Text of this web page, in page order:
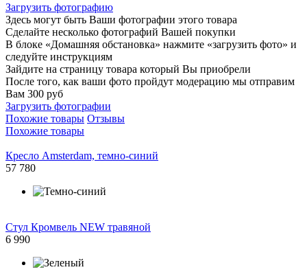
Загрузить фотографию
Здесь могут быть Ваши фотографии этого товара
Сделайте несколько фотографий Вашей покупки
В блоке «Домашняя обстановка» нажмите «загрузить фото» и
следуйте инструкциям
Зайдите на страницу товара который Вы приобрели
После того, как ваши фото пройдут модерацию мы отправим
Вам 300 руб
Загрузить фотографии
Похожие товары Отзывы
Похожие товары
Кресло Amsterdam, темно-синий
57 780
Стул Кромвель NEW травяной
6 990